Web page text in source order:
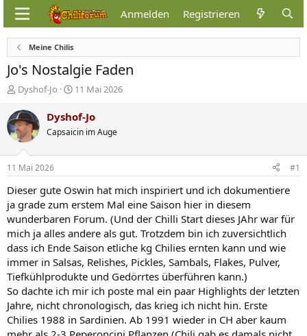
Anmelden Registrieren
Meine Chilis
Jo's Nostalgie Faden
E
s
t
e
e
r
Dyshof-Jo
E
s
e
t
a
11 Mai 2026
Dyshof-Jo
Capsaicin im Auge
11 Mai 2026 #1
Dieser gute Oswin hat mich inspiriert und ich dokumentiere
ja grade zum erstem Mal eine Saison hier in diesem
wunderbaren Forum. (Und der Chilli Start dieses JAhr war für
mich ja alles andere als gut. Trotzdem bin ich zuversichtlich
dass ich Ende Saison etliche kg Chilies ernten kann und wie
immer in Salsas, Relishes, Pickles, Sambals, Flakes, Pulver,
Tiefkühlprodukte und Gedörrtes überführen kann.)
So dachte ich mir ich poste mal ein paar Highlights der letzten
Jahre, nicht chronologisch, das krieg ich nicht hin. Erste
Chilies 1988 in Sardinien. Ab 1991 wieder in CH aber kaum